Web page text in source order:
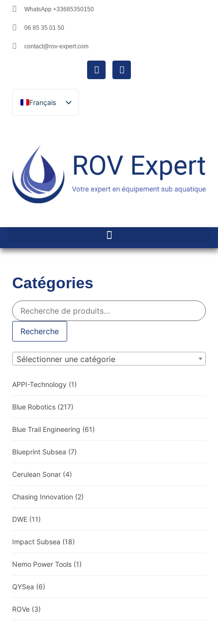
WhatsApp +33685350150
06 85 35 01 50
contact@rov-expert.com
Français
English
Català
Português
Italiano
Deutsch
Catégories
Recherche
Sélectionner une catégorie
APPI-Technology (1)
Blue Robotics (217)
Blue Trail Engineering (61)
Blueprint Subsea (7)
Cerulean Sonar (4)
Chasing Innovation (2)
DWE (11)
Impact Subsea (18)
Nemo Power Tools (1)
QYSea (6)
ROVe (3)